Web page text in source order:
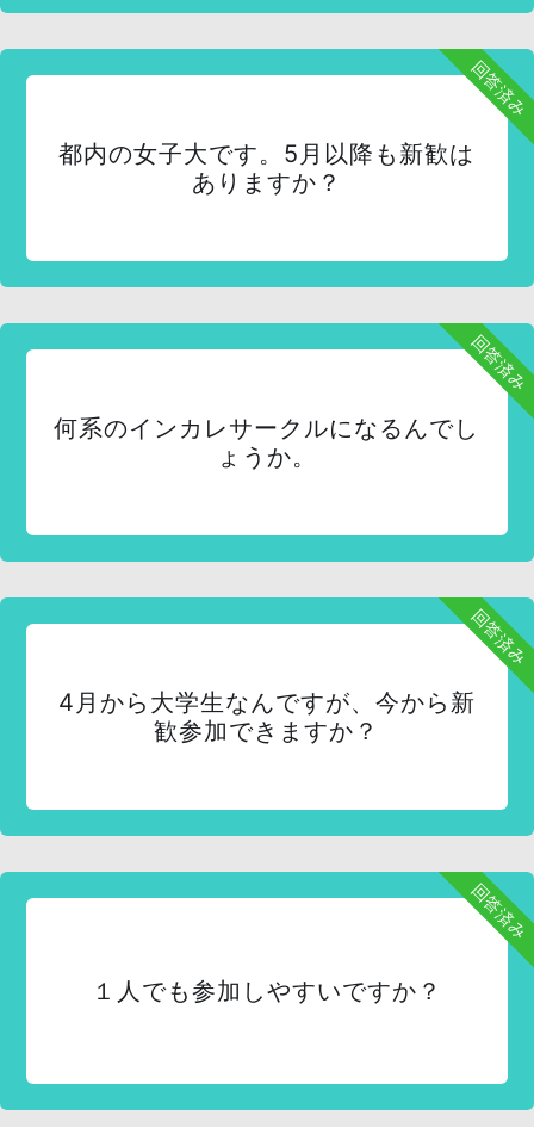
回答済み
都内の女子大です。5月以降も新歓は
ありますか？
回答済み
何系のインカレサークルになるんでし
ょうか。
回答済み
4月から大学生なんですが、今から新
歓参加できますか？
回答済み
１人でも参加しやすいですか？